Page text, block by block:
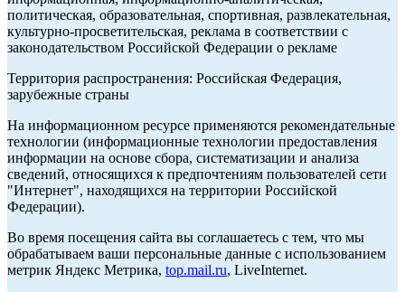
политическая, образовательная, спортивная, развлекательная,
культурно-просветительская, реклама в соответствии с
законодательством Российской Федерации о рекламе
Территория распространения: Российская Федерация,
зарубежные страны
На информационном ресурсе применяются рекомендательные
технологии (информационные технологии предоставления
информации на основе сбора, систематизации и анализа
сведений, относящихся к предпочтениям пользователей сети
"Интернет", находящихся на территории Российской
Федерации).
Во время посещения сайта вы соглашаетесь с тем, что мы
обрабатываем ваши персональные данные с использованием
метрик Яндекс Метрика, top.mail.ru, LiveInternet.